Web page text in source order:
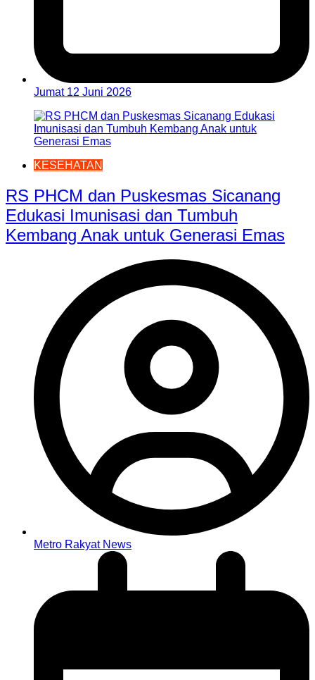
Jumat 12 Juni 2026
KESEHATAN
RS PHCM dan Puskesmas Sicanang
Edukasi Imunisasi dan Tumbuh
Kembang Anak untuk Generasi Emas
Metro Rakyat News